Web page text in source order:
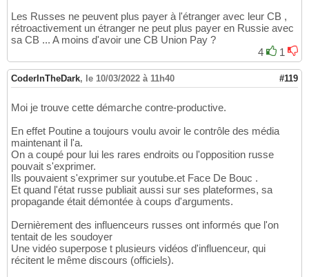
Les Russes ne peuvent plus payer à l'étranger avec leur CB ,
rétroactivement un étranger ne peut plus payer en Russie avec
sa CB ... A moins d'avoir une CB Union Pay ?
4
1
CoderInTheDark, le 10/03/2022 à 11h40 #119
Moi je trouve cette démarche contre-productive.
En effet Poutine a toujours voulu avoir le contrôle des média
maintenant il l'a.
On a coupé pour lui les rares endroits ou l'opposition russe
pouvait s'exprimer.
Ils pouvaient s'exprimer sur youtube.et Face De Bouc .
Et quand l'état russe publiait aussi sur ses plateformes, sa
propagande était démontée à coups d'arguments.
Dernièrement des influenceurs russes ont informés que l'on
tentait de les soudoyer
Une vidéo superpose t plusieurs vidéos d'influenceur, qui
récitent le même discours (officiels).